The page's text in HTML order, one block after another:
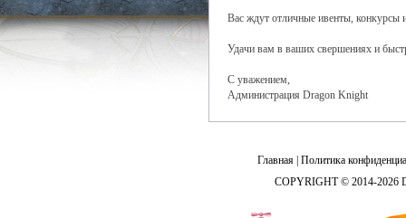
Вас ждут отличные ивенты, конкурсы
Удачи вам в ваших свершениях и
С уважением,
Администрация Dragon Knight
Главная Политика
COPYRIGHT © 2014-2026